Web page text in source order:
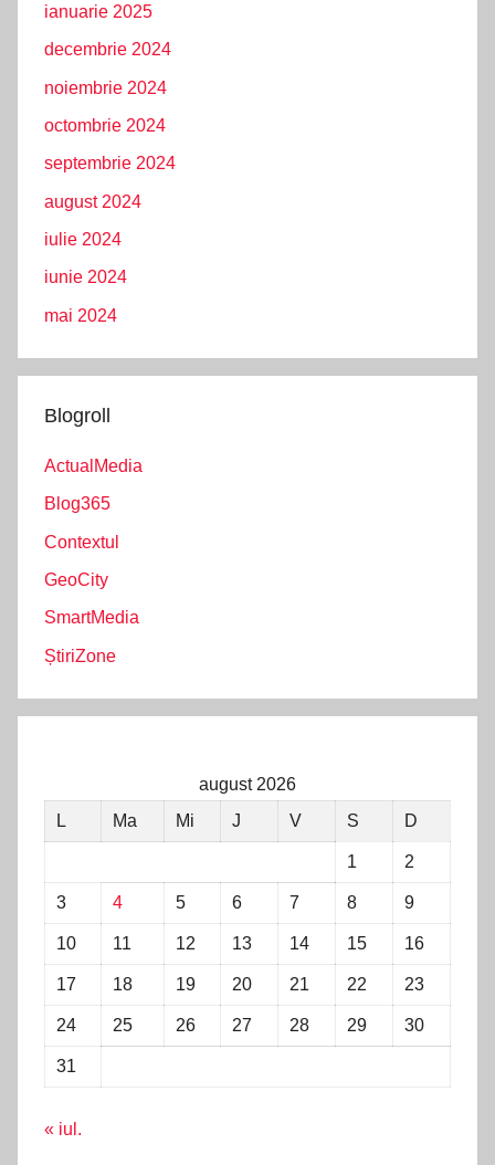
ianuarie 2025
decembrie 2024
noiembrie 2024
octombrie 2024
septembrie 2024
august 2024
iulie 2024
iunie 2024
mai 2024
Blogroll
ActualMedia
Blog365
Contextul
GeoCity
SmartMedia
ȘtiriZone
august 2026
L
Ma Mi J V S D
1 2
3 4 5 6 7 8 9
10 11 12 13 14 15 16
17 18 19 20 21 22 23
24 25 26 27 28 29 30
31
« iul.